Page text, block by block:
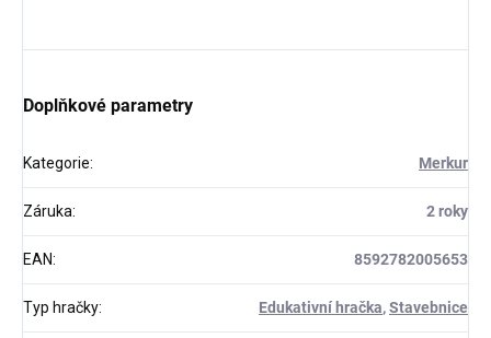
Doplňkové parametry
Kategorie: Merkur
Záruka: 2 roky
EAN: 8592782005653
Typ hračky: Edukativní hračka,Stavebnice